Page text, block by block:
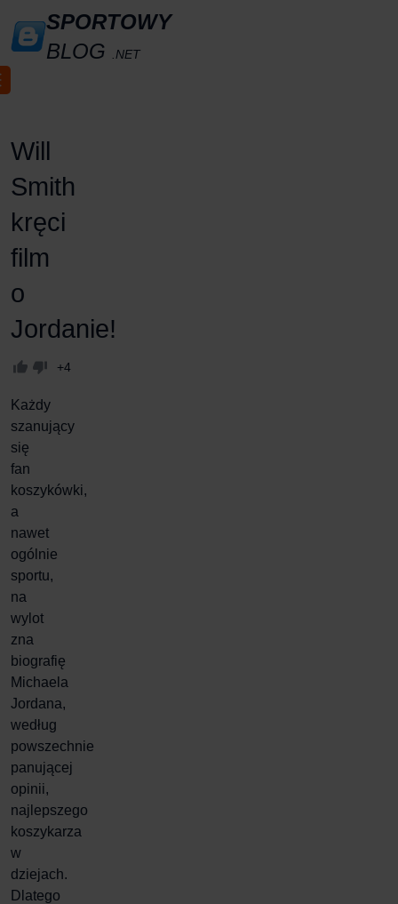
SPORTOWY
BLOG
.NET
Will
Smith
kręci
film
o
Jordanie!
+4
Każdy
szanujący
się
fan
koszykówki,
a
nawet
ogólnie
sportu,
na
wylot
zna
biografię
Michaela
Jordana,
według
powszechnie
panującej
opinii,
najlepszego
koszykarza
w
dziejach.
Dlatego